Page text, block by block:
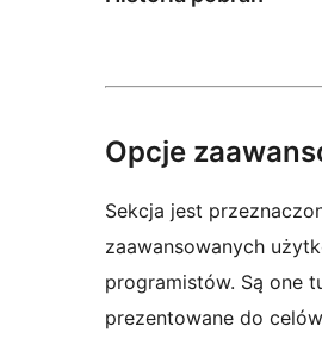
Opcje
Sekcja jest
zaawansowanych
programistów. Są one
prezentowane do